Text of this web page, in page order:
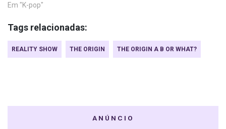
Em "K-pop"
Tags relacionadas:
REALITY SHOW THE ORIGIN THE ORIGIN A B OR WHAT?
ANÚNCIO